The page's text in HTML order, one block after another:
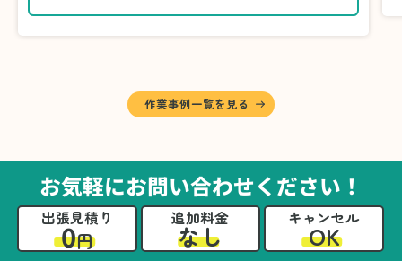
に仕分けしました。
A様から「手際よく進めてくれて助かりまし
るのは難しかったと思います」との温かいお言
葉をいただきました。遺品整理という心の負担
が大きい作業において、少しでもA様の力にな
れたことをスタッフ一同嬉しく思います。
作業事例一覧を見る
お気軽にお問い合わせください！
出張見積り
0円
追加料金
なし
キャンセル
OK